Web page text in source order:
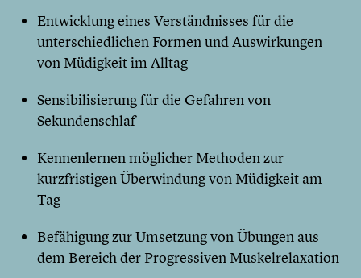
Entwicklung eines Verständnisses für die
unterschiedlichen Formen und Auswirkungen
von Müdigkeit im Alltag
Sensibilisierung für die Gefahren von
Sekundenschlaf
Kennenlernen möglicher Methoden zur
kurzfristigen Überwindung von Müdigkeit am
Tag
Befähigung zur Umsetzung von Übungen aus
dem Bereich der Progressiven Muskelrelaxation